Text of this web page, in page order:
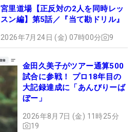
宮里道場【正反対の2人を同時レッ
スン編】第5話／『当て勘ドリル』
2026年7月24日 (金) 07時00分 9
金田久美子がツアー通算500
試合に参戦！ プロ18年目の
大記録達成に「あんびりーば
ぼー」
2026年8月7日 (金) 11時25分
19